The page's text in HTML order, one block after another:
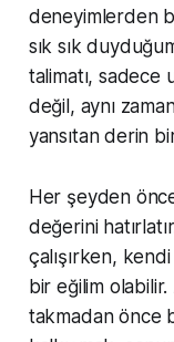
deneyimlerden
sık sık
talimatı, sadece
değil, aynı
yansıtan derin
Her şeyden
değerini
çalışırken,
bir eğilim
takmadan önce